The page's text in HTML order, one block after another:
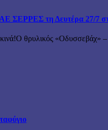
τη Δευτέρα 27/7
θρυλικός «Οδυσσεβάχ» –